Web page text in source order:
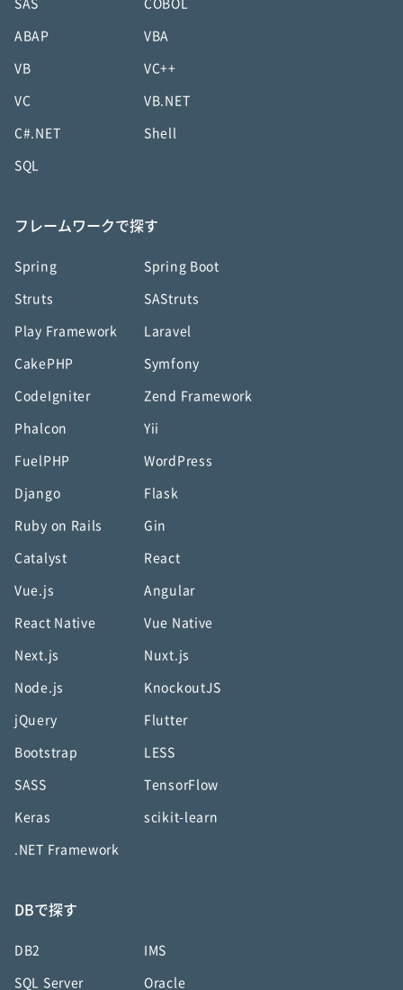
SAS COBOL
ABAP VBA
VB VC++
VC VB.NET
C#.NET Shell
SQL
フレームワークで探す
Spring Spring Boot
Struts SAStruts
Play Framework Laravel
CakePHP Symfony
CodeIgniter Zend Framework
Phalcon Yii
FuelPHP WordPress
Django Flask
Ruby on Rails Gin
Catalyst React
Vue.js Angular
React Native Vue Native
Next.js Nuxt.js
Node.js KnockoutJS
jQuery Flutter
Bootstrap LESS
SASS TensorFlow
Keras scikit-learn
.NET Framework
DBで探す
DB2 IMS
SQL Server Oracle